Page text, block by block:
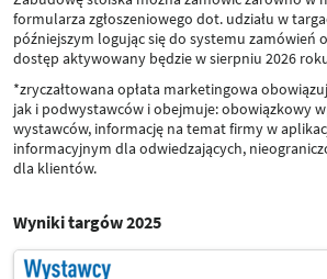
formularza zgłoszeniowego dot. udziału w
późniejszym logując się do systemu zamówień
dostęp aktywowany będzie w sierpniu 2026
*zryczałtowana opłata marketingowa
jak i podwystawców i obejmuje: obowiązkowy
wystawców, informację na temat firmy w
informacyjnym dla odwiedzających,
dla klientów.
Wyniki targów 2025